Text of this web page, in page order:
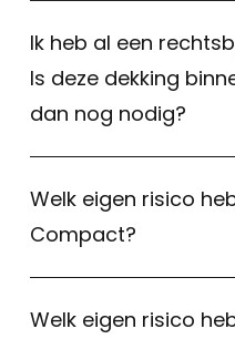
Ik heb al een
Is deze dekking
dan nog nodig?
Welk eigen risico
Compact?
Welk eigen risico